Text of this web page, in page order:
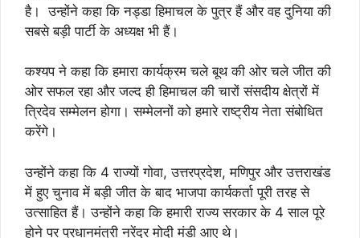
है। उन्होंने कहा कि नड्डा हिमाचल के पुत्र हैं और वह दुनिया की
सबसे बड़ी पार्टी के अध्यक्ष भी हैं।
कश्यप ने कहा कि हमारा कार्यक्रम चले बूथ की ओर चले जीत की
ओर सफल रहा और जल्द ही हिमाचल की चारों संसदीय क्षेत्रों में
त्रिदेव सम्मेलन होगा। सम्मेलनों को हमारे राष्ट्रीय नेता संबोधित
करेंगे।
उन्होंने कहा कि 4 राज्यों गोवा, उत्तरप्रदेश, मणिपुर और उत्तराखंड
में हुए चुनाव में बड़ी जीत के बाद भाजपा कार्यकर्ता पूरी तरह से
उत्साहित हैं। उन्होंने कहा कि हमारी राज्य सरकार के 4 साल पूरे
होने पर प्रधानमंत्री नरेंद्र मोदी मंडी आए थे।